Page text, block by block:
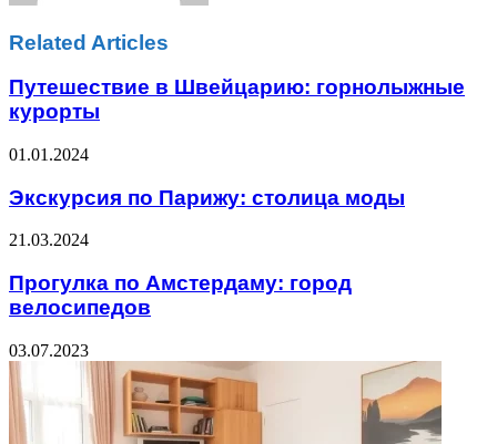
Related Articles
Путешествие в Швейцарию: горнолыжные
курорты
01.01.2024
Экскурсия по Парижу: столица моды
21.03.2024
Прогулка по Амстердаму: город
велосипедов
03.07.2023